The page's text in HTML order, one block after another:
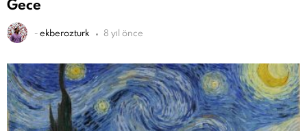
Gece
-ekberozturk 8 yıl önce